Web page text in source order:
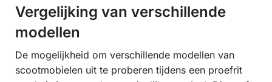
Vergelijking van verschillende
modellen
De mogelijkheid om verschillende modellen van
scootmobielen uit te proberen tijdens een proefrit